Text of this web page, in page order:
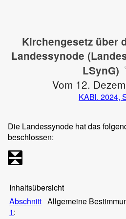
Kirchengesetz über
Landessynode
LSynG)
Vom 12.
KABl. 2024,
Die Landessynode hat das
beschlossen:
Inhaltsübersicht
Abschnitt
1:
Allgemeine